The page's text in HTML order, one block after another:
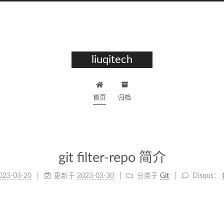
liuqitech
首页 归档
git filter-repo 简介
03-20 更新于 2023-03-30 分类于 Git Disqus：